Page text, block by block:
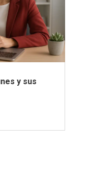
y sus